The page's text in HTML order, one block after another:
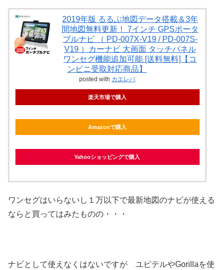
2019年版 るるぶ地図データ搭載＆3年
間地図無料更新！ 7インチ GPSポータ
ブルナビ （ PD-007X-V19 / PD-007S-
V19 ）カーナビ 大画面 タッチパネル
ワンセグ機能追加可能 [送料無料]【コ
ンビニ受取対応商品】
posted with カエレバ
楽天市場で購入
Amazonで購入
Yahooショッピングで購入
ワンセグはいらないし１万以下で最新地図のナビが使える
ならと買ってはみたものの・・・
ナビとして使えなくはないですが ユピテルやGorillaを使